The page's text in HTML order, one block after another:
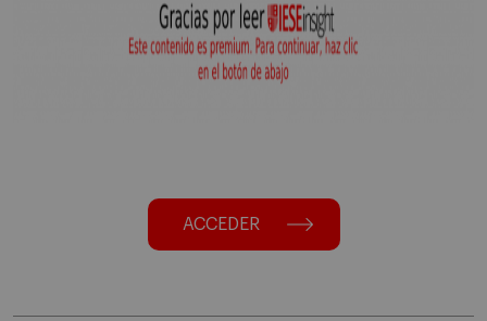
ACCEDER